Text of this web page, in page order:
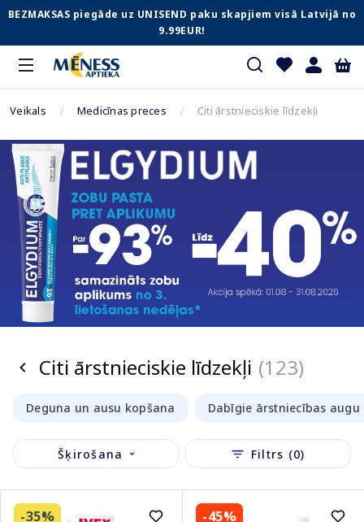
BEZMAKSAS piegāde uz UNISEND paku skapjiem visā Latvijā no
9.99EUR!
Veikals Medicīnas preces Citi ārstnieciskie līdzekļi
Citi ārstnieciskie līdzekļi (123)
Deguna un ausu kopšana Dabīgie ārstniecības
Šķirošana Filtrs (0)
-35% -45%